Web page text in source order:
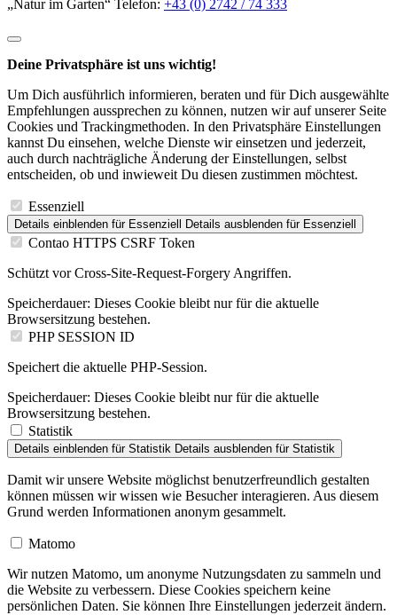
„Natur im Garten“ Telefon: +43 (0) 2742 / 74 333
Deine Privatsphäre ist uns wichtig!
Um Dich ausführlich informieren, beraten und für Dich ausgewählte
Empfehlungen aussprechen zu können, nutzen wir auf unserer Seite
Cookies und Trackingmethoden. In den Privatsphäre Einstellungen
kannst Du einsehen, welche Dienste wir einsetzen und jederzeit,
auch durch nachträgliche Änderung der Einstellungen, selbst
entscheiden, ob und inwieweit Du diesen zustimmen möchtest.
Essenziell
Details einblenden für Essenziell Details ausblenden für Essenziell
Contao HTTPS CSRF Token
Schützt vor Cross-Site-Request-Forgery Angriffen.
Speicherdauer: Dieses Cookie bleibt nur für die aktuelle
Browsersitzung bestehen.
PHP SESSION ID
Speichert die aktuelle PHP-Session.
Speicherdauer: Dieses Cookie bleibt nur für die aktuelle
Browsersitzung bestehen.
Statistik
Details einblenden für Statistik Details ausblenden für Statistik
Damit wir unsere Website möglichst benutzerfreundlich gestalten
können müssen wir wissen wie Besucher interagieren. Aus diesem
Grund werden Informationen anonym gesammelt.
Matomo
Wir nutzen Matomo, um anonyme Nutzungsdaten zu sammeln und
die Website zu verbessern. Diese Cookies speichern keine
persönlichen Daten. Sie können Ihre Einstellungen jederzeit ändern.